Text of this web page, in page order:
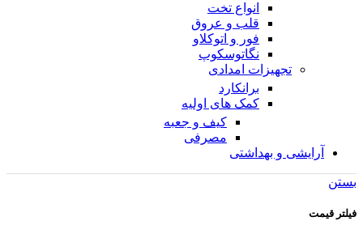
انواع تخت
قلب و عروق
فور و اتوکلاو
نگاتوسکوپ
تجهیزات امدادی
برانکارد
کمک های اولیه
کیف و جعبه
مصرفی
آرایشی و بهداشتی
بستن
فیلتر قیمت